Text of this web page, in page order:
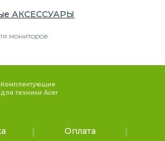
АКСЕССУАРЫ
мониторов
Комплектующие
для техники Acer
Оплата